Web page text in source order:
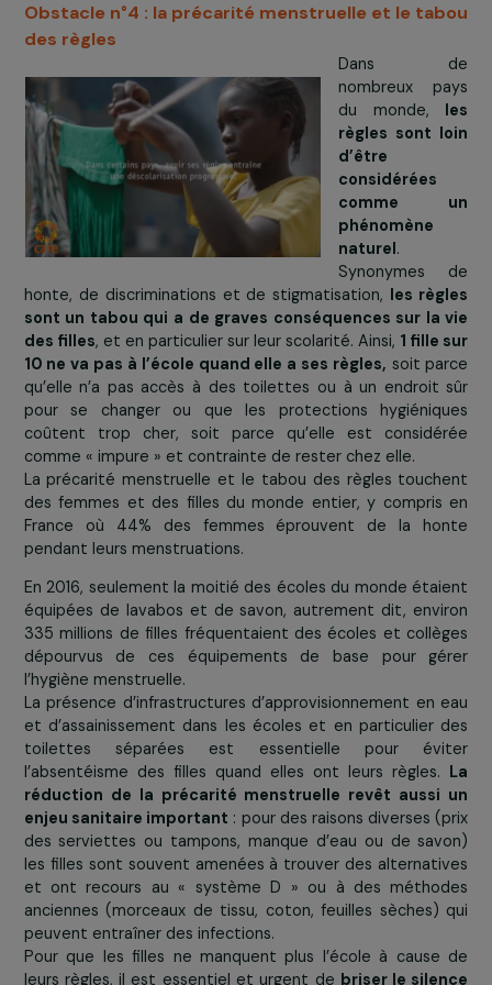
> La réponse de
En
chute
entraîné
importante
nombre
d’enfants
scolarisés,
les
manquent cruellement de moyens. Afin de
l’éducation des filles, Afghanistan Libre a mis en place
cours de soutien pour plus de 900 élèves et
formation des enseignantes.
En savoir plus sur le projet
Obstacle n°4 : la précarité menstruelle et le
des règles
Dans
nombreux
du
règles sont
d’être
considérées
comme
phénomène
naturel
honte, de discriminations et de stigmatisation,
sont un tabou qui a de graves conséquences sur
des filles, et en particulier sur leur scolarité. Ainsi,1